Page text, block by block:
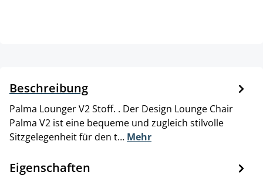
Beschreibung
Palma Lounger V2 Stoff. . Der Design Lounge Chair
Palma V2 ist eine bequeme und zugleich stilvolle
Sitzgelegenheit für den t… Mehr
Eigenschaften